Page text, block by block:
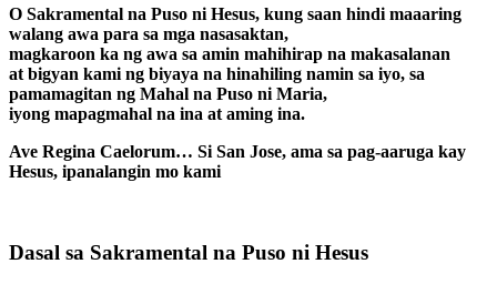
O Sakramental na Puso ni Hesus, kung saan hindi maaaring
walang awa para sa mga nasasaktan,
magkaroon ka ng awa sa amin mahihirap na makasalanan
at bigyan kami ng biyaya na hinahiling namin sa iyo, sa
pamamagitan ng Mahal na Puso ni Maria,
iyong mapagmahal na ina at aming ina.
Ave Regina Caelorum… Si San Jose, ama sa pag-aaruga kay
Hesus, ipanalangin mo kami
Dasal sa Sakramental na Puso ni Hesus